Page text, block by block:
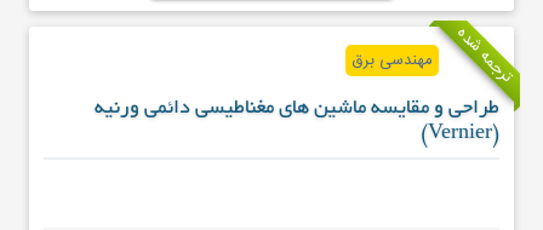
ترجمه شده مهندسی برق
طراحی و مقایسه ماشین های مغناطیسی دائمی ورنیه
(Vernier)